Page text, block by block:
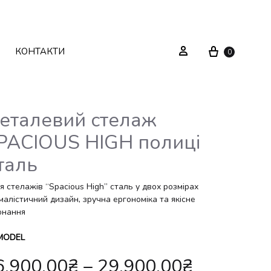
Текстиль
Декор
Вуличні меблі
Системи зберігання
Стелажі
Дзеркала
КОНТАКТИ Sign in Cart
0
стелаж
HIGH полиці
стелажів “Spacious High” сталь у двох розмірах
дизайн, зручна ергономіка та якісне